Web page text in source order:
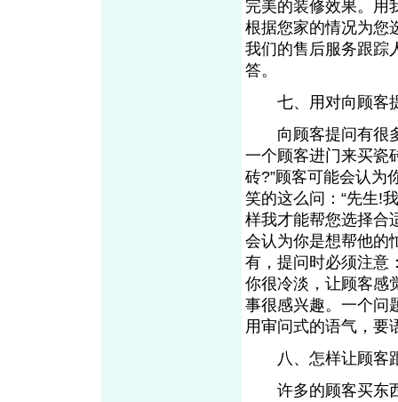
完美的装修效果。用
根据您家的情况为您
我们的售后服务跟踪
答。
七、用对向顾客
向顾客提问有很多
一个顾客进门来买瓷
砖?”顾客可能会认为
笑的这么问：“先生!
样我才能帮您选择合
会认为你是想帮他的
有，提问时必须注意
你很冷淡，让顾客感
事很感兴趣。一个问
用审问式的语气，
八、怎样让顾
许多的顾客买东西